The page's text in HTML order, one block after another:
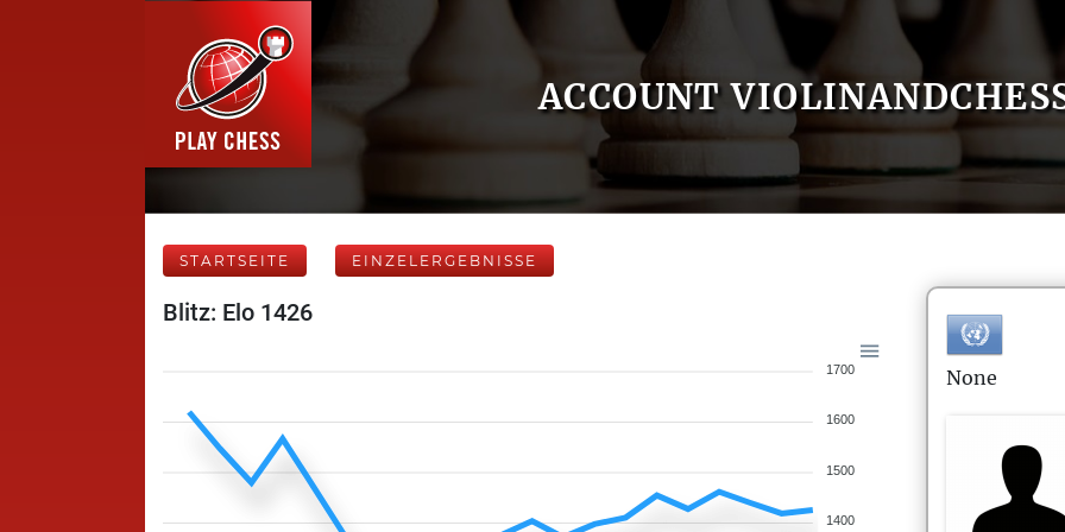
ACCOUNT
STARTSEITE EINZELERGEBNISSE
Blitz: Elo 1426
1700
1600
1500
1400
None